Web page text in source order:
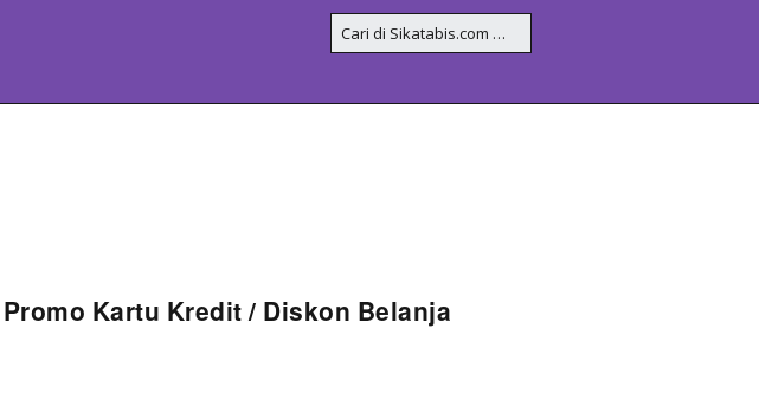
Kartu Kredit / Diskon Belanja